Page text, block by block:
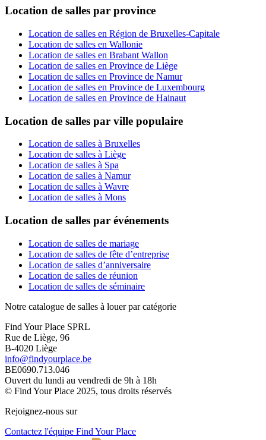
Location de salles par province
Location de salles en Région de Bruxelles-Capitale
Location de salles en Wallonie
Location de salles en Brabant Wallon
Location de salles en Province de Liège
Location de salles en Province de Namur
Location de salles en Province de Luxembourg
Location de salles en Province de Hainaut
Location de salles par ville populaire
Location de salles à Bruxelles
Location de salles à Liège
Location de salles à Spa
Location de salles à Namur
Location de salles à Wavre
Location de salles à Mons
Location de salles par événements
Location de salles de mariage
Location de salles de fête d’entreprise
Location de salles d’anniversaire
Location de salles de réunion
Location de salles de séminaire
Notre catalogue de salles à louer par catégorie
Find Your Place SPRL
Rue de Liège, 96
B-4020 Liège
info@findyourplace.be
BE0690.713.046
Ouvert du lundi au vendredi de 9h à 18h
© Find Your Place 2025, tous droits réservés
Rejoignez-nous sur
Contactez l'équipe Find Your Place